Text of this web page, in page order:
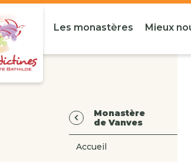
Les monastères Mieux
Monastère
de Vanves
Accueil